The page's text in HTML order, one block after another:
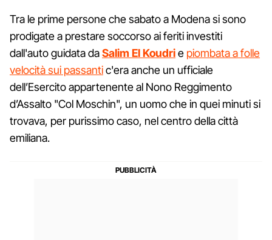
Tra le prime persone che sabato a Modena si sono
prodigate a prestare soccorso ai feriti investiti
dall'auto guidata daSalim El Koudrie piombata a folle
velocità sui passantic'era anche un ufficiale
dell’Esercito appartenente al Nono Reggimento
d’Assalto "Col Moschin", un uomo che in quei minuti si
trovava, per purissimo caso, nel centro della città
emiliana.